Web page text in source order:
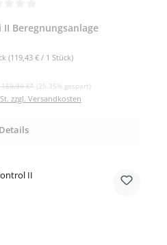
Beregnungsanlage
(119,43 € / 1 Stück)
Preis:
159,99 €* (25.35% gespart)
zzgl. Versandkosten
Details